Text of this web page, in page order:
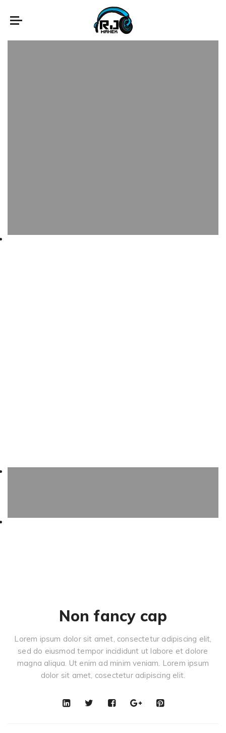
Non fancy cap
Lorem ipsum dolor sit amet, consectetur adipiscing elit,
sed do eiusmod tempor incididunt ut labore et dolore
magna aliqua. Ut enim ad minim veniam. Lorem ipsum
dolor sit amet, cosectetur adipiscing elit.